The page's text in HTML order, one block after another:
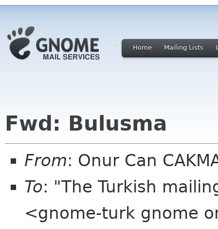
Home Mailing Lists
Fwd: Bulusma
From: Onur Can
To: "The Turkish
<gnome-turk gnome